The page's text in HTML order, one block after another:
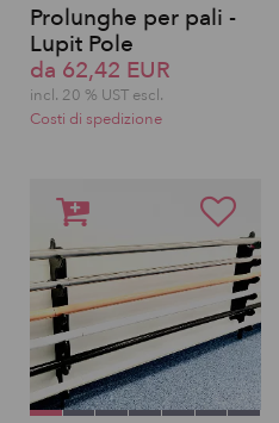
Prolunghe per pali -
Lupit Pole
da 62,42 EUR
incl. 20 % UST escl.
Costi di spedizione